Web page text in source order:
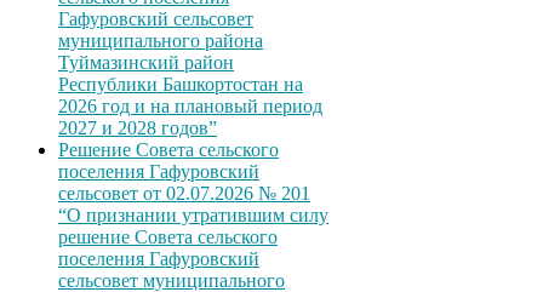
Гафуровский сельсовет
муниципального района
Туймазинский район
Республики Башкортостан на
2026 год и на плановый период
2027 и 2028 годов”
Решение Совета сельского
поселения Гафуровский
сельсовет от 02.07.2026 № 201
“О признании утратившим силу
решение Совета сельского
поселения Гафуровский
сельсовет муниципального